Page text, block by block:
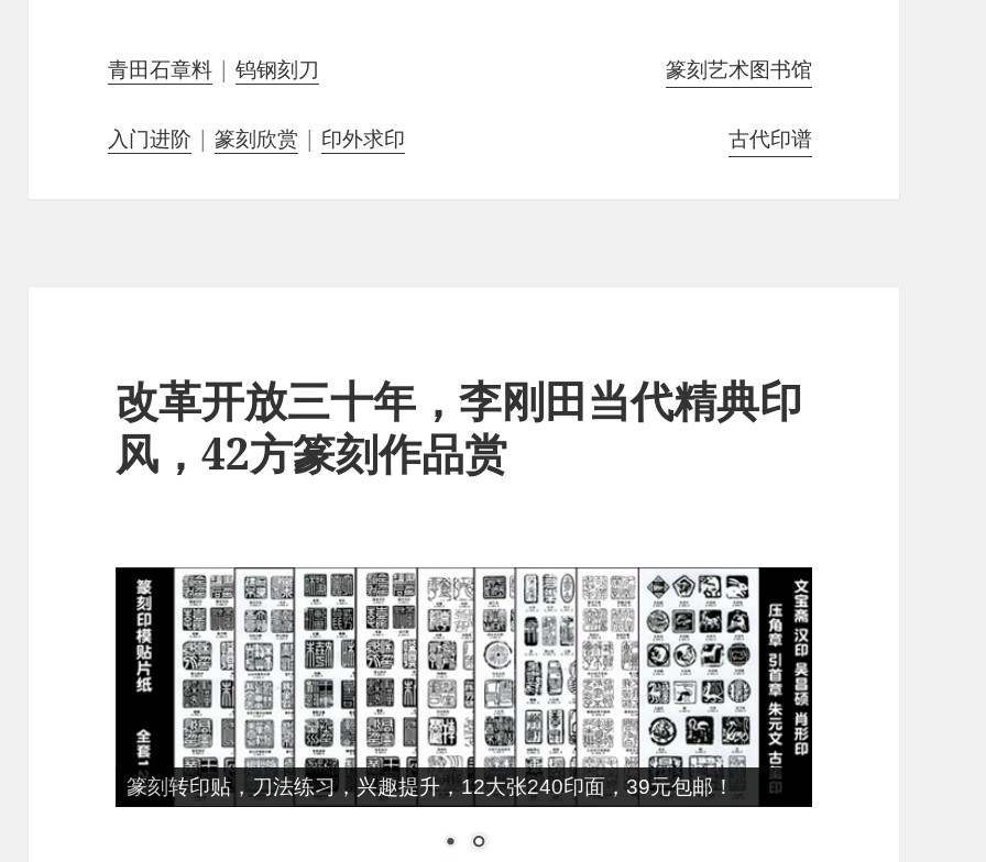
青田石章料 |钨钢刻刀 篆刻艺术图书馆
入门进阶 |篆刻欣赏 | 印外求印 古代印谱
改革开放三十年，李刚田当代精典印
风，42方篆刻作品赏
大师推荐，细柳系列手工冷作，鸟虫篆、朱文篆刻刀，49元包邮！